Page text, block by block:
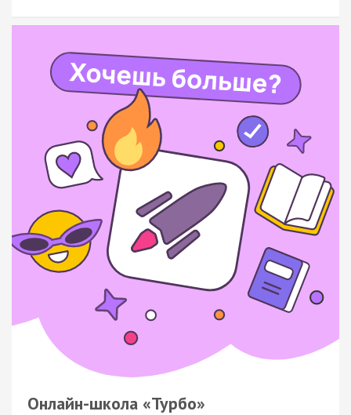
Онлайн-школа «Турбо»